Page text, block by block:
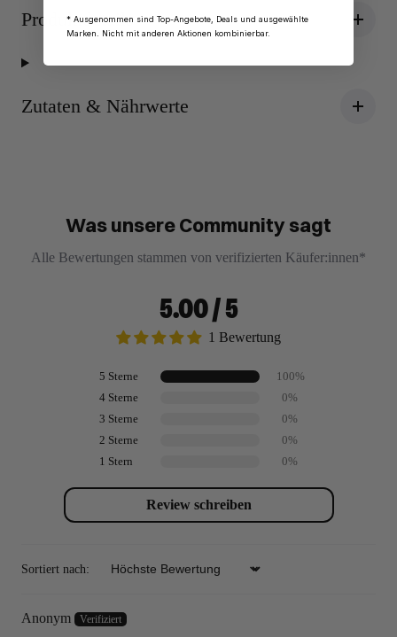
Produktdetails
Zutaten & Nährwerte
Was unsere Community sagt
Alle Bewertungen stammen von verifizierten Käufer:innen*
5.00 / 5
1 Bewertung
5 Sterne
100%
4 Sterne
0%
3 Sterne
0%
2 Sterne
0%
1 Stern
0%
Review schreiben
Sortiert nach: Sort by
Anonym
* Ausgenommen sind Top-Angebote, Deals und ausgewählte
Marken. Nicht mit anderen Aktionen kombinierbar.